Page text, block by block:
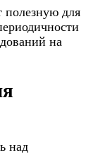
полезную для
на
над